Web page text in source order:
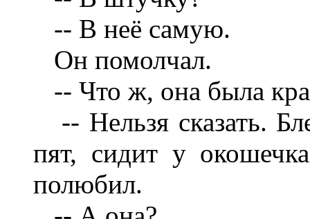
-- В неё самую.
Он помолчал.
-- Что ж, она была
-- Нельзя сказать.
пят, сидит у
полюбил.